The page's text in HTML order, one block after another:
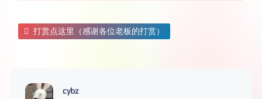
打赏点这里（感谢各位老板的打赏）
cybz